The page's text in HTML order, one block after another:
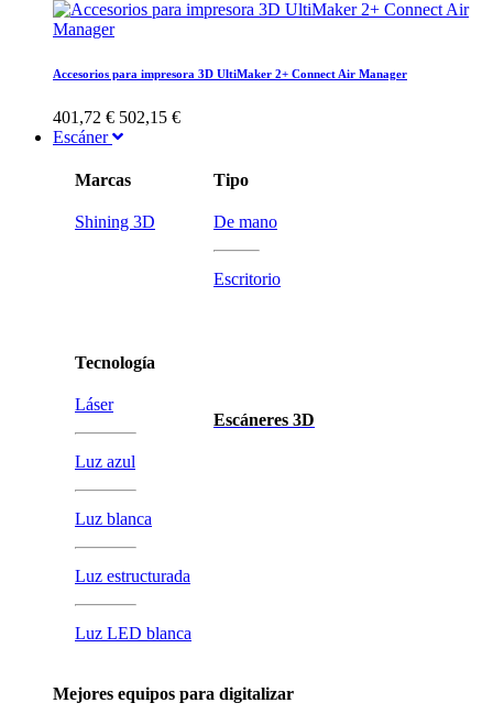
Accesorios para impresora 3D UltiMaker 2+ Connect Air Manager
401,72 € 502,15 €
Escáner
Marcas
Shining 3D
Tecnología
Láser
Luz azul
Luz blanca
Luz estructurada
Luz LED blanca
Tipo
De mano
Escritorio
Escáneres 3D
Mejores equipos para digitalizar